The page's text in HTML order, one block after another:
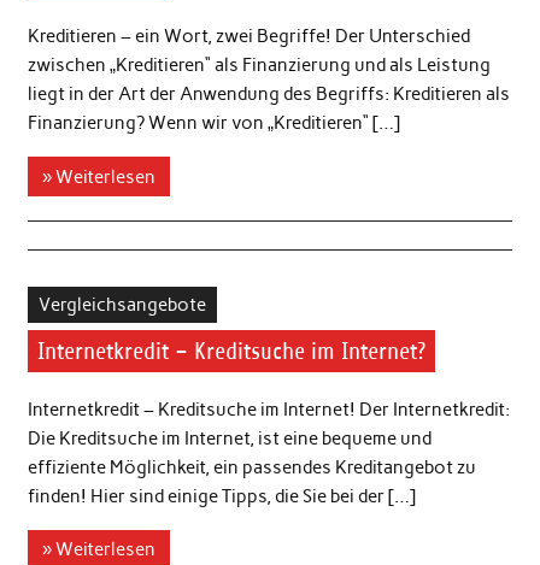
Kreditieren – ein Wort, zwei Begriffe! Der Unterschied
zwischen „Kreditieren“ als Finanzierung und als Leistung
liegt in der Art der Anwendung des Begriffs: Kreditieren als
Finanzierung? Wenn wir von „Kreditieren“ […]
» Weiterlesen
Vergleichsangebote
Internetkredit – Kreditsuche im Internet?
Internetkredit – Kreditsuche im Internet! Der Internetkredit:
Die Kreditsuche im Internet, ist eine bequeme und
effiziente Möglichkeit, ein passendes Kreditangebot zu
finden! Hier sind einige Tipps, die Sie bei der […]
» Weiterlesen